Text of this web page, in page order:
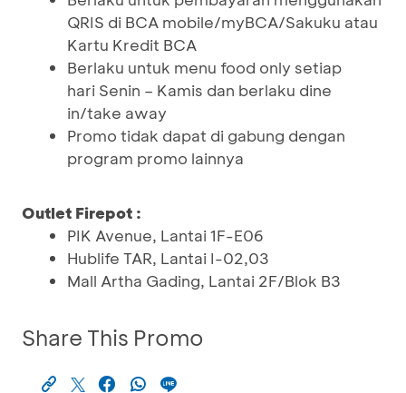
QRIS di BCA mobile/myBCA/Sakuku atau
Kartu Kredit BCA
Berlaku untuk menu food only setiap
hari Senin – Kamis dan berlaku dine
in/take away
Promo tidak dapat di gabung dengan
program promo lainnya
Outlet Firepot :
PIK Avenue, Lantai 1F-E06
Hublife TAR, Lantai I-02,03
Mall Artha Gading, Lantai 2F/Blok B3
Share This Promo